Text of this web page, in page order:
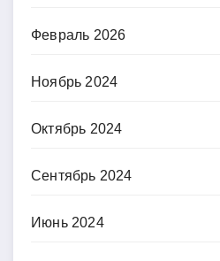
Февраль 2026
Ноябрь 2024
Октябрь 2024
Сентябрь 2024
Июнь 2024